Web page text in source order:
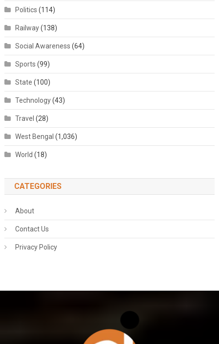
Politics (114)
Railway(138)
Social Awareness (64)
Sports (99)
State (100)
Technology(43)
Travel (28)
West Bengal (1,036)
World (18)
CATEGORIES
About
Contact Us
Privacy Policy